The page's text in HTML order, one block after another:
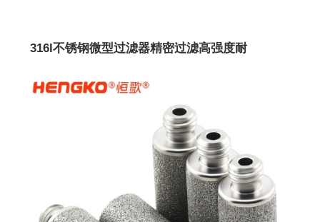
316l不锈钢微型过滤器精密过滤高强度耐